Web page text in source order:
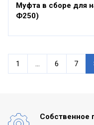
Муфта в сборе для
Ф250)
1 ... 6 7
Собственное